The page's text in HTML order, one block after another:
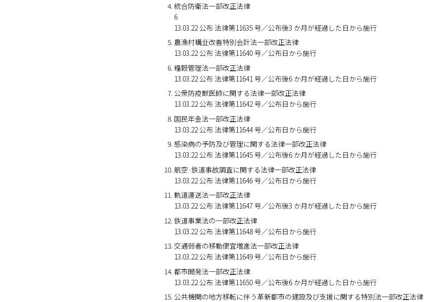
統合防衛法一部改正法律
6
13.03.22 公布 法律第11635 号／公布後3 か月が経過した日から施行
農漁村構㐀改善特別会計法一部改正法律
13.03.22 公布 法律第11640 号／公布日から施行
糧穀管理法一部改正法律
13.03.22 公布 法律第11641 号／公布後6 か月が経過した日から施行
公衆防疫獣医師に関する法律一部改正法律
13.03.22 公布 法律第11642 号／公布日から施行
国民年金法一部改正法律
13.03.22 公布 法律第11644 号／公布日から施行
感染病の予防及び管理に関する法律一部改正法律
13.03.22 公布 法律第11645 号／公布後6 か月が経過した日から施行
航空·鉄道事故調査に関する法律一部改正法律
13.03.22 公布 法律第11646 号／公布日から施行
軌道運送法一部改正法律
13.03.22 公布 法律第11647 号／公布後3 か月が経過した日から施行
鉄道事業法の一部改正法律
13.03.22 公布 法律第11648 号／公布日から施行
交通弱者の移動便宜増進法一部改正法律
13.03.22 公布 法律第11649 号／公布日から施行
都市開発法一部改正法律
13.03.22 公布 法律第11650 号／公布後6 か月が経過した日から施行
公共機関の地方移転に伴う革新都市の建設及び支援に関する特別法一部改正法律